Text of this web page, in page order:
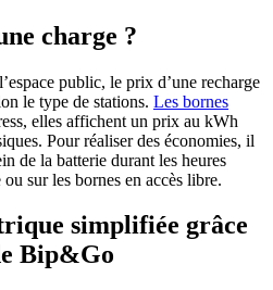
charge ?
public, le prix d’une recharge
le type de stations. Les bornes
elles affichent un prix au kWh
Pour réaliser des économies, il
de la batterie durant les heures
sur les bornes en accès libre.
simplifiée grâce
Bip&Go